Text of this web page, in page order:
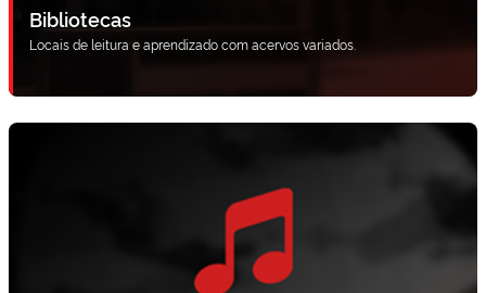
Bibliotecas
Locais de leitura e aprendizado com acervos variados.